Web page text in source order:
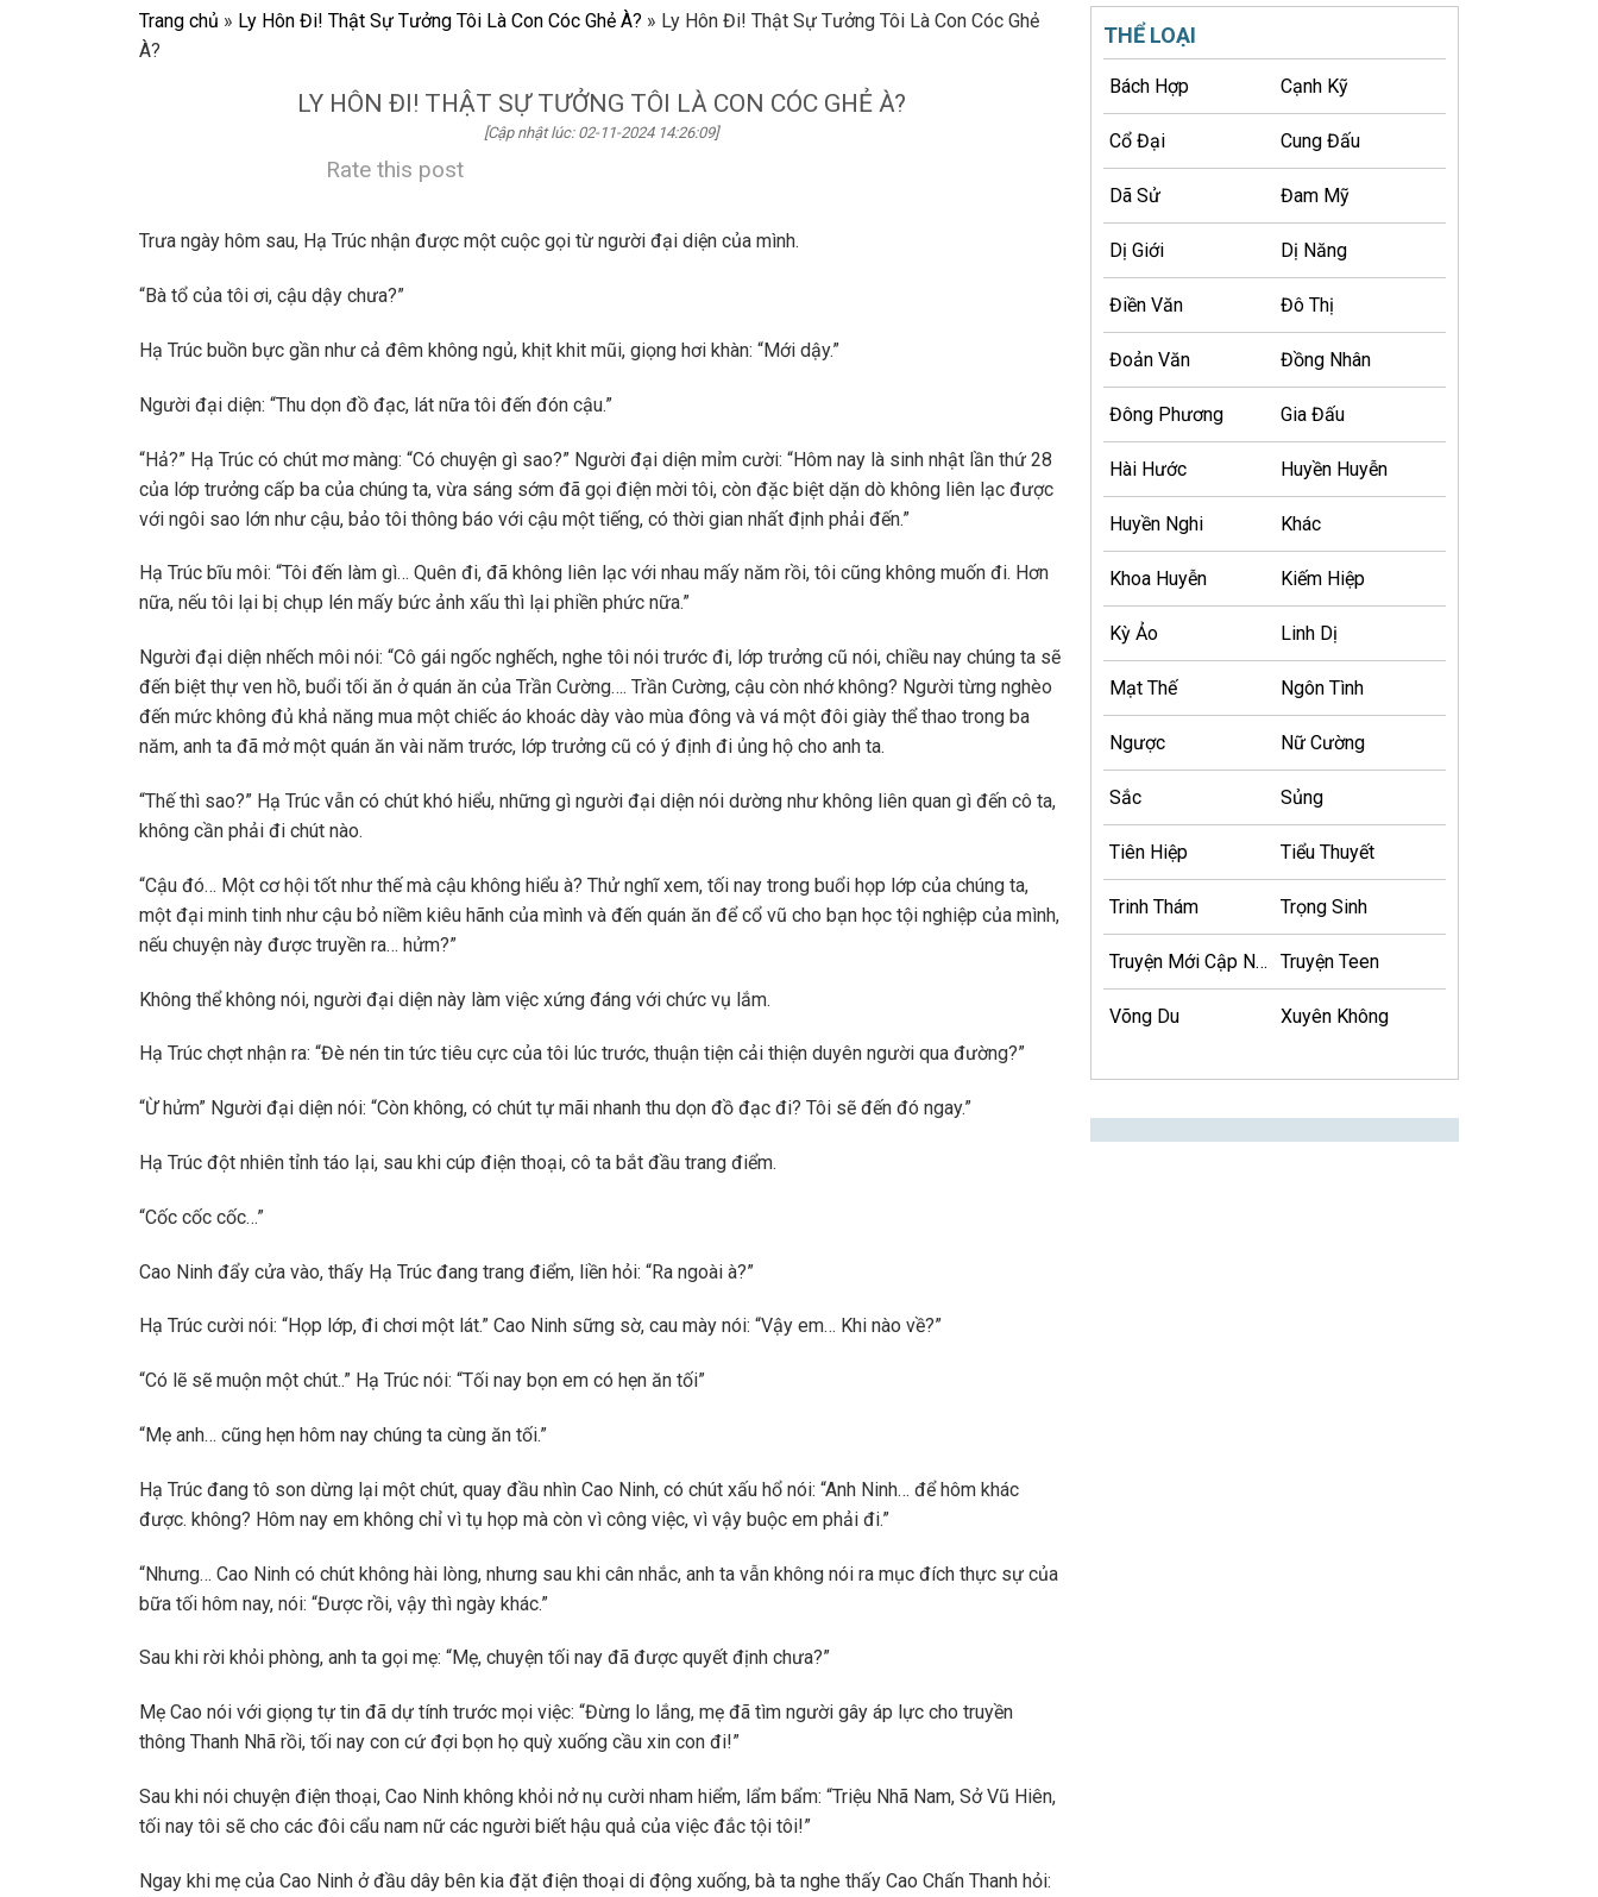
Trang chủ » Ly Hôn Đi! Thật Sự Tưởng Tôi Là Con Cóc Ghẻ À? » Ly Hôn Đi! Thật Sự Tưởng Tôi Là Con Cóc Ghẻ
À?
LY HÔN ĐI! THẬT SỰ TƯỞNG TÔI LÀ CON CÓC GHẺ À?
[Cập nhật lúc: 02-11-2024 14:26:09]
Rate this post
Trưa ngày hôm sau, Hạ Trúc nhận được một cuộc gọi từ người đại diện của mình.
“Bà tổ của tôi ơi, cậu dậy chưa?”
Hạ Trúc buồn bực gần như cả đêm không ngủ, khịt khit mũi, giọng hơi khàn: “Mới dậy.”
Người đại diện: “Thu dọn đồ đạc, lát nữa tôi đến đón cậu.”
“Hả?” Hạ Trúc có chút mơ màng: “Có chuyện gì sao?” Người đại diện mỉm cười: “Hôm nay là sinh nhật lần thứ 28
của lớp trưởng cấp ba của chúng ta, vừa sáng sớm đã gọi điện mời tôi, còn đặc biệt dặn dò không liên lạc được
với ngôi sao lớn như cậu, bảo tôi thông báo với cậu một tiếng, có thời gian nhất định phải đến.”
Hạ Trúc bĩu môi: “Tôi đến làm gì… Quên đi, đã không liên lạc với nhau mấy năm rồi, tôi cũng không muốn đi. Hơn
nữa, nếu tôi lại bị chụp lén mấy bức ảnh xấu thì lại phiền phức nữa.”
Người đại diện nhếch môi nói: “Cô gái ngốc nghếch, nghe tôi nói trước đi, lớp trưởng cũ nói, chiều nay chúng ta sẽ
đến biệt thự ven hồ, buổi tối ăn ở quán ăn của Trần Cường…. Trần Cường, cậu còn nhớ không? Người từng nghèo
đến mức không đủ khả năng mua một chiếc áo khoác dày vào mùa đông và vá một đôi giày thể thao trong ba
năm, anh ta đã mở một quán ăn vài năm trước, lớp trưởng cũ có ý định đi ủng hộ cho anh ta.
“Thế thì sao?” Hạ Trúc vẫn có chút khó hiểu, những gì người đại diện nói dường như không liên quan gì đến cô ta,
không cần phải đi chút nào.
“Cậu đó… Một cơ hội tốt như thế mà cậu không hiểu à? Thử nghĩ xem, tối nay trong buổi họp lớp của chúng ta,
một đại minh tinh như cậu bỏ niềm kiêu hãnh của mình và đến quán ăn để cổ vũ cho bạn học tội nghiệp của mình,
nếu chuyện này được truyền ra… hửm?”
Không thể không nói, người đại diện này làm việc xứng đáng với chức vụ lắm.
Hạ Trúc chợt nhận ra: “Đè nén tin tức tiêu cực của tôi lúc trước, thuận tiện cải thiện duyên người qua đường?”
“Ừ hửm” Người đại diện nói: “Còn không, có chút tự mãi nhanh thu dọn đồ đạc đi? Tôi sẽ đến đó ngay.”
Hạ Trúc đột nhiên tỉnh táo lại, sau khi cúp điện thoại, cô ta bắt đầu trang điểm.
“Cốc cốc cốc…”
Cao Ninh đẩy cửa vào, thấy Hạ Trúc đang trang điểm, liền hỏi: “Ra ngoài à?”
Hạ Trúc cười nói: “Họp lớp, đi chơi một lát.” Cao Ninh sững sờ, cau mày nói: “Vậy em… Khi nào về?”
“Có lẽ sẽ muộn một chút..” Hạ Trúc nói: “Tối nay bọn em có hẹn ăn tối”
“Mẹ anh… cũng hẹn hôm nay chúng ta cùng ăn tối.”
Hạ Trúc đang tô son dừng lại một chút, quay đầu nhìn Cao Ninh, có chút xấu hổ nói: “Anh Ninh… để hôm khác
được. không? Hôm nay em không chỉ vì tụ họp mà còn vì công việc, vì vậy buộc em phải đi.”
“Nhưng… Cao Ninh có chút không hài lòng, nhưng sau khi cân nhắc, anh ta vẫn không nói ra mục đích thực sự của
bữa tối hôm nay, nói: “Được rồi, vậy thì ngày khác.”
Sau khi rời khỏi phòng, anh ta gọi mẹ: “Mẹ, chuyện tối nay đã được quyết định chưa?”
Mẹ Cao nói với giọng tự tin đã dự tính trước mọi việc: “Đừng lo lắng, mẹ đã tìm người gây áp lực cho truyền
thông Thanh Nhã rồi, tối nay con cứ đợi bọn họ quỳ xuống cầu xin con đi!”
Sau khi nói chuyện điện thoại, Cao Ninh không khỏi nở nụ cười nham hiểm, lẩm bẩm: “Triệu Nhã Nam, Sở Vũ Hiên,
tối nay tôi sẽ cho các đôi cẩu nam nữ các người biết hậu quả của việc đắc tội tôi!”
Ngay khi mẹ của Cao Ninh ở đầu dây bên kia đặt điện thoại di động xuống, bà ta nghe thấy Cao Chấn Thanh hỏi:
THỂ LOẠI
Bách Hợp Cạnh Kỹ
Cổ Đại Cung Đấu
Dã Sử Đam Mỹ
Dị Giới Dị Năng
Điền Văn Đô Thị
Đoản Văn Đồng Nhân
Đông Phương Gia Đấu
Hài Hước Huyền Huyễn
Huyền Nghi Khác
Khoa Huyễn Kiếm Hiệp
Kỳ Ảo Linh Dị
Mạt Thế Ngôn Tình
Ngược Nữ Cường
Sắc Sủng
Tiên Hiệp Tiểu Thuyết
Trinh Thám Trọng Sinh
Truyện Mới Cập Nhật Truyện Teen
Võng Du Xuyên Không